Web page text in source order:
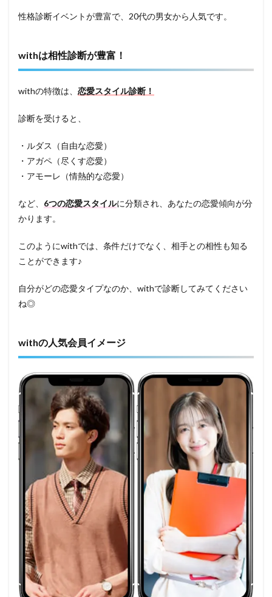
性格診断イベントが豊富で、20代の男女から人気です。
withは相性診断が豊富！
withの特徴は、 恋愛スタイル診断！
診断を受けると、
・ルダス（自由な恋愛）
・アガペ（尽くす恋愛）
・アモーレ（情熱的な恋愛）
など、 6つの恋愛スタイルに分類され、あなたの恋愛傾向が分
かります。
このようにwithでは、条件だけでなく、相手との相性も知る
ことができます♪
自分がどの恋愛タイプなのか、withで診断してみてください
ね◎
withの人気会員イメージ